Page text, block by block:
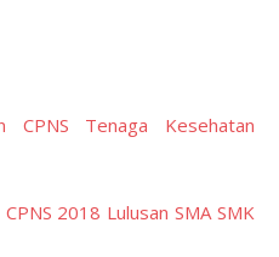
CPNS Tenaga Kesehatan
2018 Lulusan SMA SMK